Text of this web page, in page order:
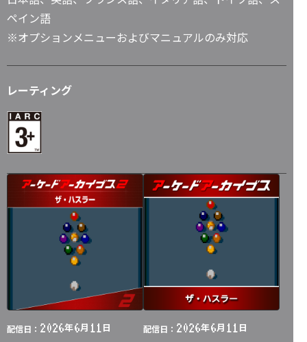
ペイン語
※オプションメニューおよびマニュアルのみ対応
レーティング
配信日： 2026年6月 11日 配信日： 2026年6月 11日